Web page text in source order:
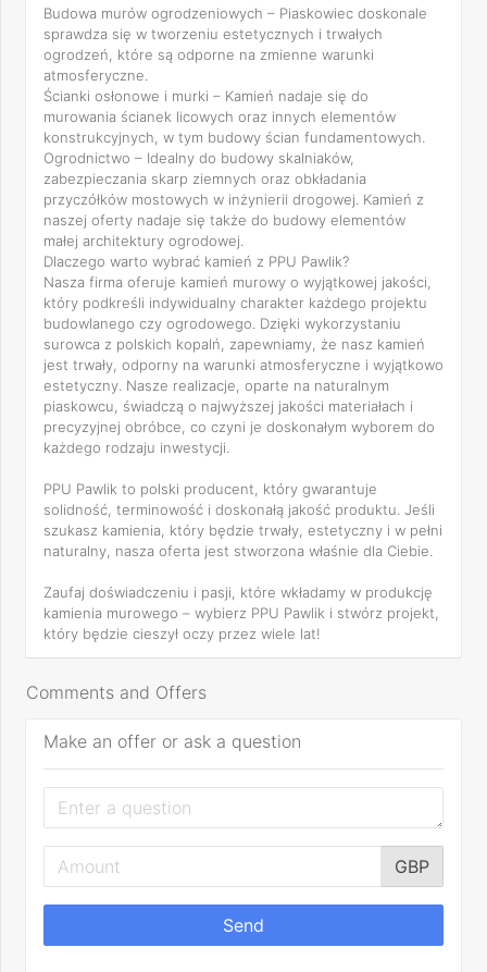
Budowa murów ogrodzeniowych – Piaskowiec doskonale
sprawdza się w tworzeniu estetycznych i trwałych
ogrodzeń, które są odporne na zmienne warunki
atmosferyczne.
Ścianki osłonowe i murki – Kamień nadaje się do
murowania ścianek licowych oraz innych elementów
konstrukcyjnych, w tym budowy ścian fundamentowych.
Ogrodnictwo – Idealny do budowy skalniaków,
zabezpieczania skarp ziemnych oraz obkładania
przyczółków mostowych w inżynierii drogowej. Kamień z
naszej oferty nadaje się także do budowy elementów
małej architektury ogrodowej.
Dlaczego warto wybrać kamień z PPU Pawlik?
Nasza firma oferuje kamień murowy o wyjątkowej jakości,
który podkreśli indywidualny charakter każdego projektu
budowlanego czy ogrodowego. Dzięki wykorzystaniu
surowca z polskich kopalń, zapewniamy, że nasz kamień
jest trwały, odporny na warunki atmosferyczne i wyjątkowo
estetyczny. Nasze realizacje, oparte na naturalnym
piaskowcu, świadczą o najwyższej jakości materiałach i
precyzyjnej obróbce, co czyni je doskonałym wyborem do
każdego rodzaju inwestycji.
PPU Pawlik to polski producent, który gwarantuje
solidność, terminowość i doskonałą jakość produktu. Jeśli
szukasz kamienia, który będzie trwały, estetyczny i w pełni
naturalny, nasza oferta jest stworzona właśnie dla Ciebie.
Zaufaj doświadczeniu i pasji, które wkładamy w produkcję
kamienia murowego – wybierz PPU Pawlik i stwórz projekt,
który będzie cieszył oczy przez wiele lat!
Comments and Offers
Make an offer or ask a question
GBP
Send